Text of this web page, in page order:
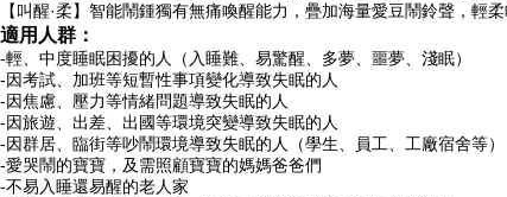
【叫醒·柔】智能鬧鍾獨有無痛喚醒能力，疊加海量愛豆鬧鈴聲，
適用人群：
-輕、中度睡眠困擾的人（入睡難、易驚醒、多夢、噩夢、淺眠）
-因考試、加班等短暫性事項變化導致失眠的人
-因焦慮、壓力等情緒問題導致失眠的人
-因旅遊、出差、出國等環境突變導致失眠的人
-因群居、臨街等吵鬧環境導致失眠的人（學生、員工、工廠宿舍等）
-愛哭鬧的寶寶，及需照顧寶寶的媽媽爸爸們
-不易入睡還易醒的老人家